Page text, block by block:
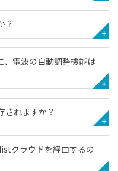
？
、電波の自動調整機能は
されますか？
クラウドを経由するの